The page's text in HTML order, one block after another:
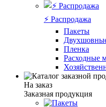
⚡️ Распродажа
Пакеты
Пленка
Расходные
На заказ
Заказная продукция